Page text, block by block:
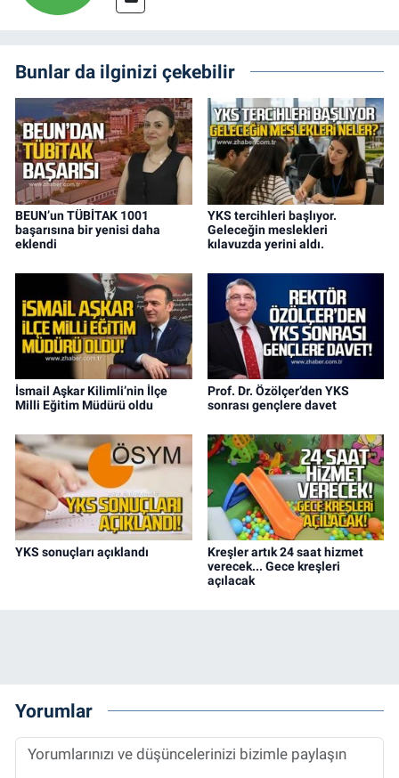
Bunlar da ilginizi çekebilir
BEUN’un TÜBİTAK 1001
başarısına bir yenisi daha
eklendi
YKS tercihleri başlıyor.
Geleceğin meslekleri
kılavuzda yerini aldı.
İsmail Aşkar Kilimli’nin İlçe
Milli Eğitim Müdürü oldu
Prof. Dr. Özölçer’den YKS
sonrası gençlere davet
YKS sonuçları açıklandı
Kreşler artık 24 saat hizmet
verecek... Gece kreşleri
açılacak
Yorumlar